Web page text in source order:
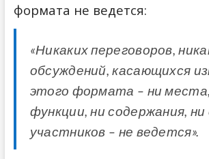
формата не ведется:
«Никаких переговоров,
обсуждений, касающихся
этого формата – ни
функции, ни содержания, ни
участников – не ведется».